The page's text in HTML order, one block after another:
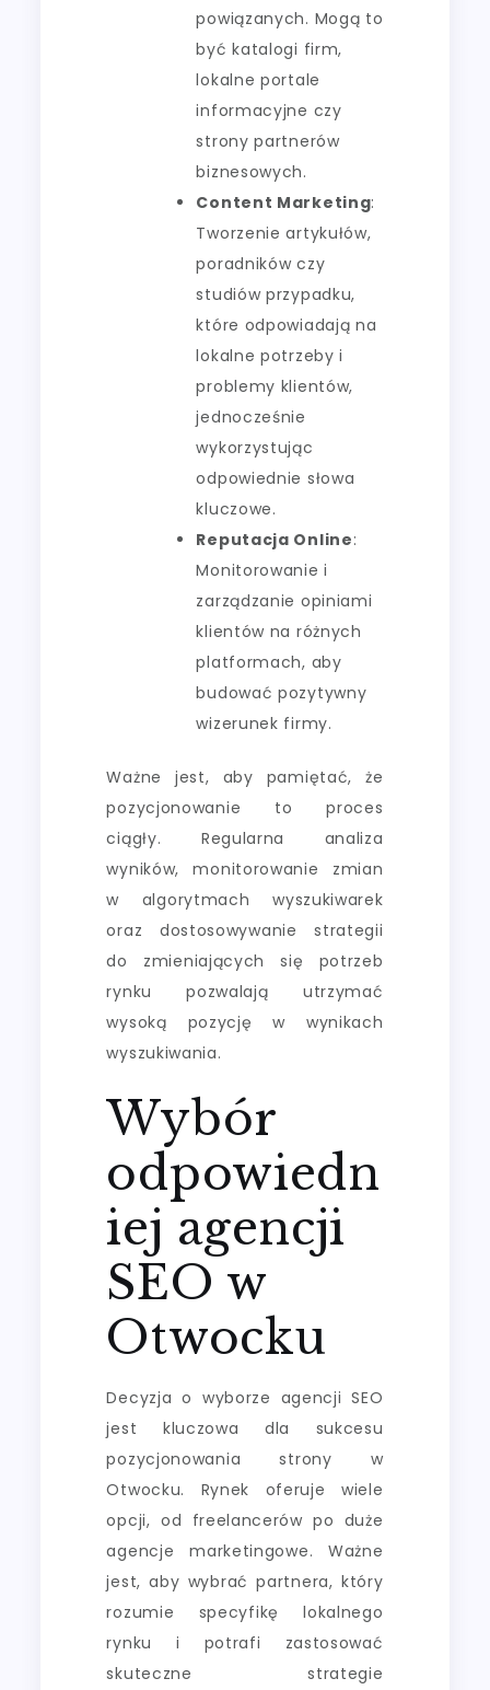
powiązanych. Mogą to
być katalogi firm,
lokalne portale
informacyjne czy
strony partnerów
biznesowych.
Content Marketing:
Tworzenie artykułów,
poradników czy
studiów przypadku,
które odpowiadają na
lokalne potrzeby i
problemy klientów,
jednocześnie
wykorzystując
odpowiednie słowa
kluczowe.
Reputacja Online:
Monitorowanie i
zarządzanie opiniami
klientów na różnych
platformach, aby
budować pozytywny
wizerunek firmy.
Ważne jest, aby pamiętać, że
pozycjonowanie to proces
ciągły. Regularna analiza
wyników, monitorowanie zmian
w algorytmach wyszukiwarek
oraz dostosowywanie strategii
do zmieniających się potrzeb
rynku pozwalają utrzymać
wysoką pozycję w wynikach
wyszukiwania.
Wybór
odpowiedn
iej agencji
SEO w
Otwocku
Decyzja o wyborze agencji SEO
jest kluczowa dla sukcesu
pozycjonowania strony w
Otwocku. Rynek oferuje wiele
opcji, od freelancerów po duże
agencje marketingowe. Ważne
jest, aby wybrać partnera, który
rozumie specyfikę lokalnego
rynku i potrafi zastosować
skuteczne strategie